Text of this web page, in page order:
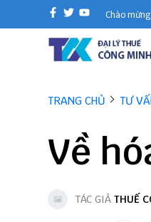
Chào
TRANG CHỦ TƯ
Về
TÁC GIẢ THUẾ